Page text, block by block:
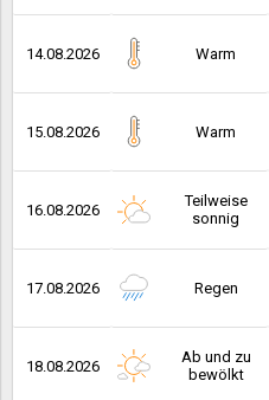
14.08.2026 Warm
15.08.2026 Warm
16.08.2026
Teilweise
sonnig
17.08.2026 Regen
18.08.2026
Ab und zu
bewölkt